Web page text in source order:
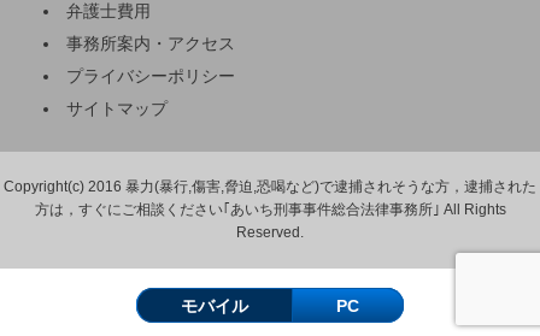
弁護士費用
事務所案内・アクセス
プライバシーポリシー
サイトマップ
Copyright(c) 2016 暴力(暴行,傷害,脅迫,恐喝など)で逮捕されそうな方，逮捕された
方は，すぐにご相談ください｢あいち刑事事件総合法律事務所｣ All Rights
Reserved.
モバイル PC